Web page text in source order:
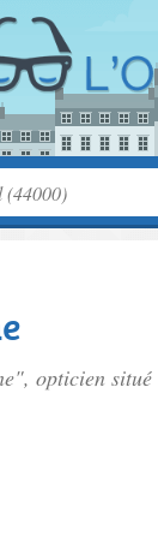
opticien situé